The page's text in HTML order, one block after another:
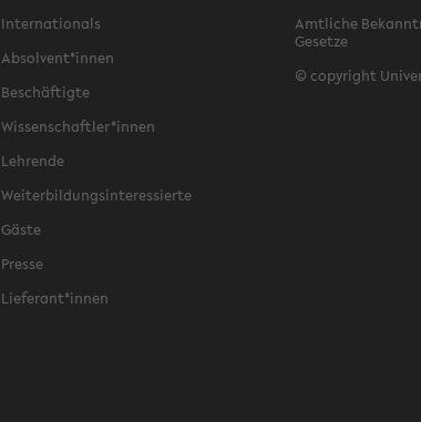
Internationals
Absolvent*innen
Beschäftigte
Wissenschaftler*innen
Lehrende
Weiterbildungsinteressierte
Gäste
Presse
Lieferant*innen
Amtliche
Gesetze
© copyright